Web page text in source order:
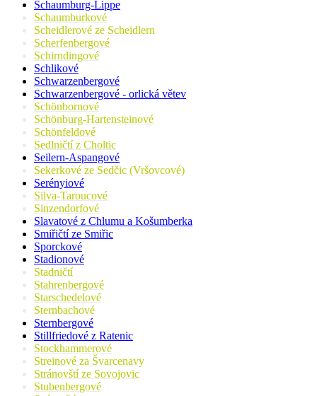
Schaumburg-Lippe
Schaumburkové
Scheidlerové ze Scheidlern
Scherfenbergové
Schirndingové
Schlikové
Schwarzenbergové
Schwarzenbergové - orlická větev
Schönbornové
Schönburg-Hartensteinové
Schönfeldové
Sedlničtí z Choltic
Seilern-Aspangové
Sekerkové ze Sedčic (Vršovcové)
Serényiové
Silva-Taroucové
Sinzendorfové
Slavatové z Chlumu a Košumberka
Smiřičtí ze Smiřic
Sporckové
Stadionové
Stadničtí
Stahrenbergové
Starschedelové
Sternbachové
Sternbergové
Stillfriedové z Ratenic
Stockhammerové
Streinové za Švarcenavy
Stránovští ze Sovojovic
Stubenbergové